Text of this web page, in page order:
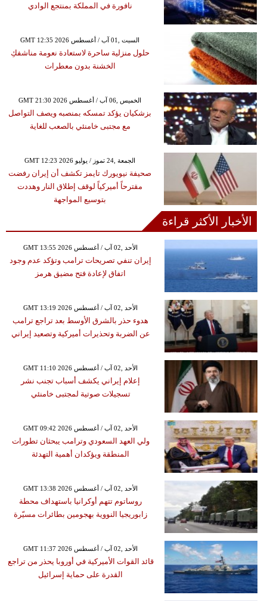
نافورة في المملكة بمنتجع الوادي
GMT 12:35 2026 السبت ,01 آب / أغسطس
حلول منزلية ساحرة لاستعادة نعومة مناشفكِ
الخشنة بدون معطرات
GMT 21:30 2026 الخميس ,06 آب / أغسطس
بزشكيان يؤكد تمسكه بمنصبه ويصف التواصل
مع مجتبى خامنئي بالصعب للغاية
GMT 12:23 2026 الجمعة ,24 تموز / يوليو
صحيفة نيويورك تايمز تكشف أن إيران رفضت
مقترحاً أميركياً لوقف إطلاق النار وهددت
بتوسيع المواجهة
الأخبار الأكثر قراءة
GMT 13:55 2026 الأحد ,02 آب / أغسطس
إيران تنفي تصريحات ترامب وتؤكد عدم وجود
اتفاق لإعادة فتح مضيق هرمز
GMT 13:19 2026 الأحد ,02 آب / أغسطس
هدوء حذر بالشرق الأوسط بعد تراجع ترامب
عن الضربة وتحذيرات أميركية وتصعيد إيراني
GMT 11:10 2026 الأحد ,02 آب / أغسطس
إعلام إيراني يكشف أسباب تجنب نشر
تسجيلات صوتية لمجتبى خامنئي
GMT 09:42 2026 الأحد ,02 آب / أغسطس
ولي العهد السعودي وترامب يبحثان تطورات
المنطقة ويؤكدان أهمية التهدئة
GMT 13:38 2026 الأحد ,02 آب / أغسطس
روساتوم تتهم أوكرانيا باستهداف محطة
زابوريجيا النووية بهجومين بطائرات مسيّرة
GMT 11:37 2026 الأحد ,02 آب / أغسطس
قائد القوات الأميركية في أوروبا يحذر من تراجع
القدرة على حماية إسرائيل